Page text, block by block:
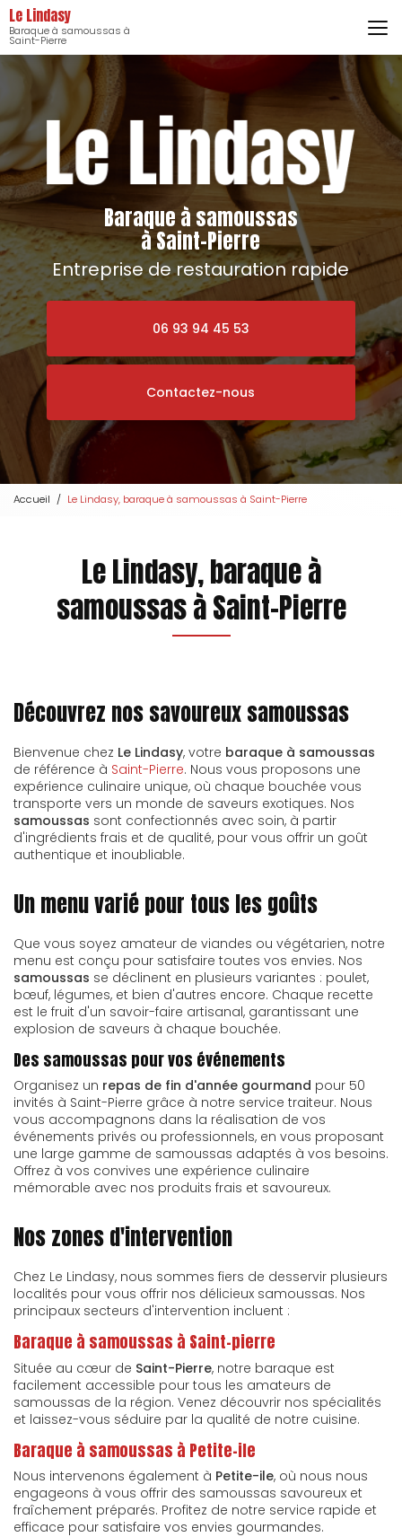
Aller
au
contenu
principal
Le Lindasy
Baraque à samoussas à
Saint-Pierre
Baraque à samoussas
à Saint-Pierre
Entreprise de restauration rapide
06 93 94 45 53
Contactez-nous
Accueil Le Lindasy, baraque à samoussas à Saint-Pierre
Le Lindasy, baraque à
samoussas à Saint-Pierre
Découvrez nos savoureux samoussas
Bienvenue chez Le Lindasy, votre baraque à samoussas
de référence à Saint-Pierre. Nous vous proposons une
expérience culinaire unique, où chaque bouchée vous
transporte vers un monde de saveurs exotiques. Nos
samoussas sont confectionnés avec soin, à partir
d'ingrédients frais et de qualité, pour vous offrir un goût
authentique et inoubliable.
Un menu varié pour tous les goûts
Que vous soyez amateur de viandes ou végétarien, notre
menu est conçu pour satisfaire toutes vos envies. Nos
samoussas se déclinent en plusieurs variantes : poulet,
bœuf, légumes, et bien d'autres encore. Chaque recette
est le fruit d'un savoir-faire artisanal, garantissant une
explosion de saveurs à chaque bouchée.
Des samoussas pour vos événements
Organisez un repas de fin d'année gourmand pour 50
invités à Saint-Pierre grâce à notre service traiteur. Nous
vous accompagnons dans la réalisation de vos
événements privés ou professionnels, en vous proposant
une large gamme de samoussas adaptés à vos besoins.
Offrez à vos convives une expérience culinaire
mémorable avec nos produits frais et savoureux.
Nos zones d'intervention
Chez Le Lindasy, nous sommes fiers de desservir plusieurs
localités pour vous offrir nos délicieux samoussas. Nos
principaux secteurs d'intervention incluent :
Baraque à samoussas à Saint-pierre
Située au cœur de Saint-Pierre, notre baraque est
facilement accessible pour tous les amateurs de
samoussas de la région. Venez découvrir nos spécialités
et laissez-vous séduire par la qualité de notre cuisine.
Baraque à samoussas à Petite-ile
Nous intervenons également à Petite-ile, où nous nous
engageons à vous offrir des samoussas savoureux et
fraîchement préparés. Profitez de notre service rapide et
efficace pour satisfaire vos envies gourmandes.